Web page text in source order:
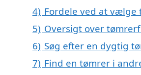
4) Fordele ved at vælge
5) Oversigt over
6) Søg efter en dygtig
7) Find en tømrer i